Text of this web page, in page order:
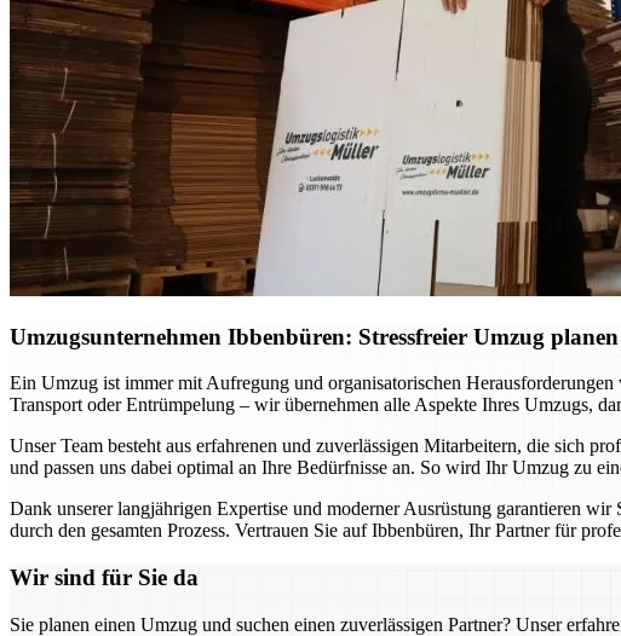
Umzugsunternehmen Ibbenbüren: Stressfreier Umzug
Ein Umzug ist immer mit Aufregung und organisatorischen
Transport oder Entrümpelung – wir übernehmen alle Aspekte Ihres Umzugs,
Unser Team besteht aus erfahrenen und zuverlässigen Mitarbeitern, die sich
und passen uns dabei optimal an Ihre Bedürfnisse an. So wird Ihr Umzug zu
Dank unserer langjährigen Expertise und moderner Ausrüstung garantieren
durch den gesamten Prozess. Vertrauen Sie auf Ibbenbüren, Ihr Partner für
Wir sind für Sie da
Sie planen einen Umzug und suchen einen zuverlässigen Partner? Unser